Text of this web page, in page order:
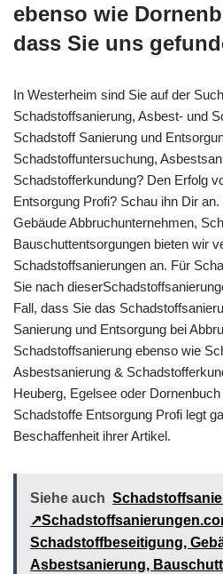
ebenso wie
dass Sie uns
In Westerheim sind Sie auf der
Schadstoffsanierung, Asbest- und
Schadstoff Sanierung und
Schadstoffuntersuchung,
Schadstofferkundung? Den Erfolg
Entsorgung Profi? Schau ihn Dir
Gebäude Abbruchunternehmen,
Bauschuttentsorgungen bieten wir
Schadstoffsanierungen an. Für
Sie nach
Fall, dass Sie das
Sanierung und Entsorgung bei
Schadstoffsanierung ebenso wie
Asbestsanierung &
Heuberg, Egelsee oder
Schadstoffe Entsorgung Profi legt
Beschaffenheit ihrer Artikel.
Siehe auch
Schadstoffbeseitigung,
Asbestsanierung,